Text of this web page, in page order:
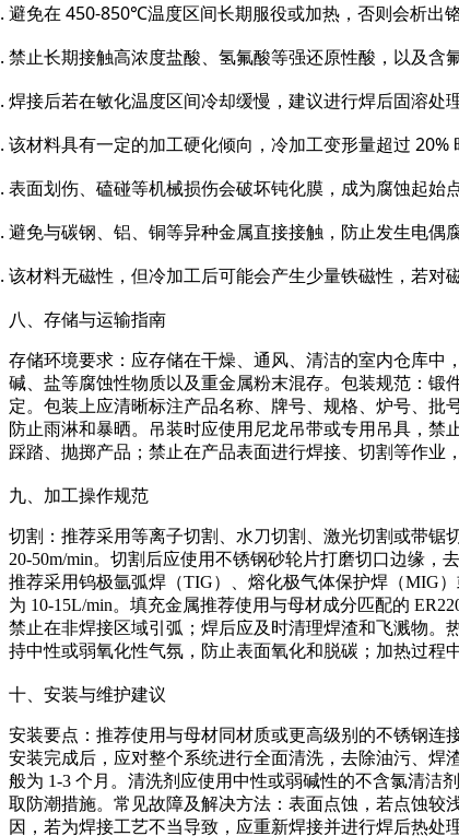
避免在 450-850℃温度区间长期服役或加热，否则会析出
禁止长期接触高浓度盐酸、氢氟酸等强还原性酸，以及含
焊接后若在敏化温度区间冷却缓慢，建议进行焊后固溶处
该材料具有一定的加工硬化倾向，冷加工变形量超过
表面划伤、磕碰等机械损伤会破坏钝化膜，成为腐蚀起始
避免与碳钢、铝、铜等异种金属直接接触，防止发生电偶
该材料无磁性，但冷加工后可能会产生少量铁磁性，若对
八、存储与运输指南
存储环境要求：应存储在干燥、通风、清洁的室内仓库中
碱、盐等腐蚀性物质以及重金属粉末混存。包装规范：锻
定。包装上应清晰标注产品名称、牌号、规格、炉号、批
防止雨淋和暴晒。吊装时应使用尼龙吊带或专用吊具，
踩踏、抛掷产品；禁止在产品表面进行焊接、切割等作业
九、加工操作规范
切割：推荐采用等离子切割、水刀切割、激光切割或带锯
20-50m/min。切割后应使用不锈钢砂轮片打磨切口边缘
推荐采用钨极氩弧焊（TIG）、熔化极气体保护焊（MIG
为 10-15L/min。填充金属推荐使用与母材成分匹配的
禁止在非焊接区域引弧；焊后应及时清理焊渣和飞溅物。
持中性或弱氧化性气氛，防止表面氧化和脱碳；加热过程
十、安装与维护建议
安装要点：推荐使用与母材同材质或更高级别的不锈钢连
安装完成后，应对整个系统进行全面清洗，去除油污、
般为 1-3 个月。清洗剂应使用中性或弱碱性的不含氯清洁
取防潮措施。常见故障及解决方法：表面点蚀，若点蚀
因，若为焊接工艺不当导致，应重新焊接并进行焊后热